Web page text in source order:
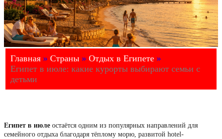
Главная » Страны » Отдых в Египете »
Египет в июле: какие курорты выбирают семьи с
детьми
Египет в июле остаётся одним из популярных направлений для
семейного отдыха благодаря тёплому морю, развитой hotel-